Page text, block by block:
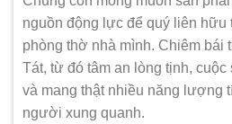
nguồn động lực để quý liên
phòng thờ nhà mình. Chiêm
Tát, từ đó tâm an lòng tịnh,
và mang thật nhiều năng lượng
người xung quanh.